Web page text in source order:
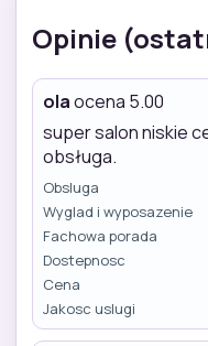
Opinie
olaocena 5.00
super salon niskie
obsługa.
Obsluga
Wyglad i wyposazenie
Fachowa porada
Dostepnosc
Cena
Jakosc uslugi